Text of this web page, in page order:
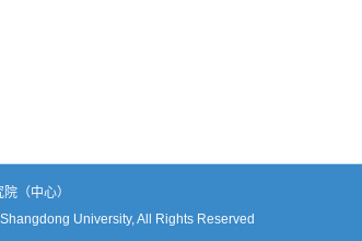
（中心）
University, All Rights Reserved